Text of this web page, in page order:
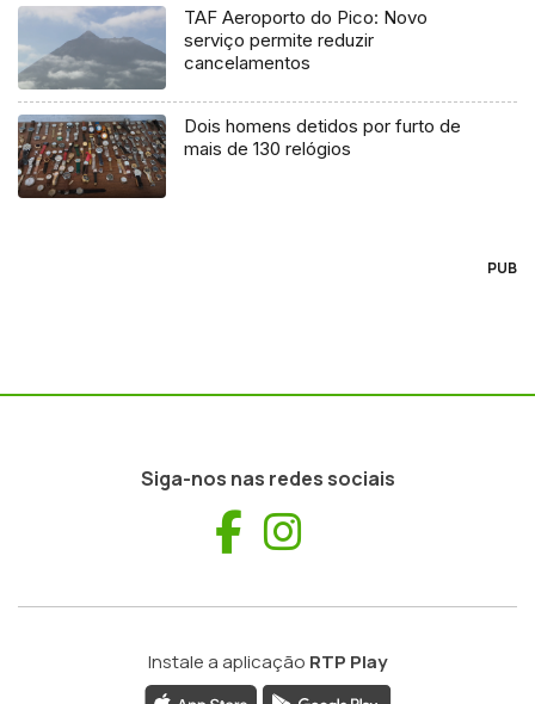
TAF Aeroporto do Pico: Novo
serviço permite reduzir
cancelamentos
Dois homens detidos por furto de
mais de 130 relógios
PUB
Siga-nos nas redes sociais
Facebook
Instale a aplicação RTP Play